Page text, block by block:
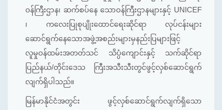
ဝန်ကြီးဌာန၊ ဆက်စပ်နေ သောဝန်ကြီးဌာနများနှင့် UNICEF
၊ ကလေးပြုစုပျိုးထောင်ရေးဆိုင်ရာ လုပ်ငန်းများ
ဆောင်ရွက်နေသောအဖွဲ့အစည်းများမှနည်းပြများဖြင့်
လူမှုဝန်ထမ်းအတတ်သင် သိပ္ပံကျောင်းနှင့် သက်ဆိုင်ရာ
ပြည်နယ်/တိုင်းဒေသ ကြီးအသီးသီးတွင်ဖွင့်လှစ်ဆောင်ရွက်
လျက်ရှိပါသည်။
မြန်မာနိုင်ငံအတွင်း ဖွင့်လှစ်ဆောင်ရွက်လျက်ရှိသော